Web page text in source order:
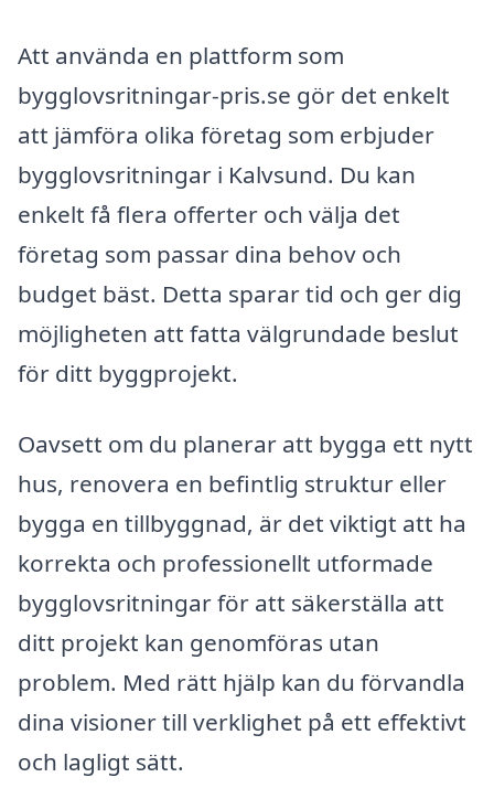
Att använda en plattform som
bygglovsritningar-pris.se gör det enkelt
att jämföra olika företag som erbjuder
bygglovsritningar i Kalvsund. Du kan
enkelt få flera offerter och välja det
företag som passar dina behov och
budget bäst. Detta sparar tid och ger dig
möjligheten att fatta välgrundade beslut
för ditt byggprojekt.
Oavsett om du planerar att bygga ett nytt
hus, renovera en befintlig struktur eller
bygga en tillbyggnad, är det viktigt att ha
korrekta och professionellt utformade
bygglovsritningar för att säkerställa att
ditt projekt kan genomföras utan
problem. Med rätt hjälp kan du förvandla
dina visioner till verklighet på ett effektivt
och lagligt sätt.